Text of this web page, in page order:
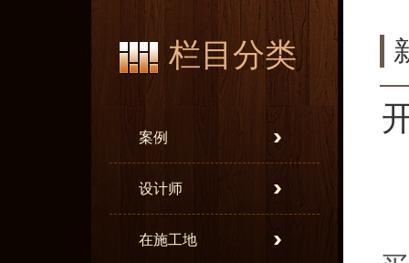
栏目分类
案例
设计师
在施工地